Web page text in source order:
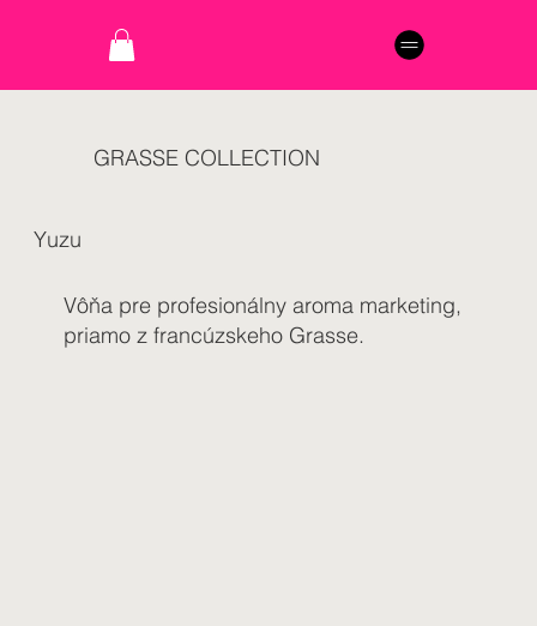
Vôňa pre profesionálny aroma marketing,
priamo z francúzskeho Grasse.
Yuzu
GRASSE COLLECTION